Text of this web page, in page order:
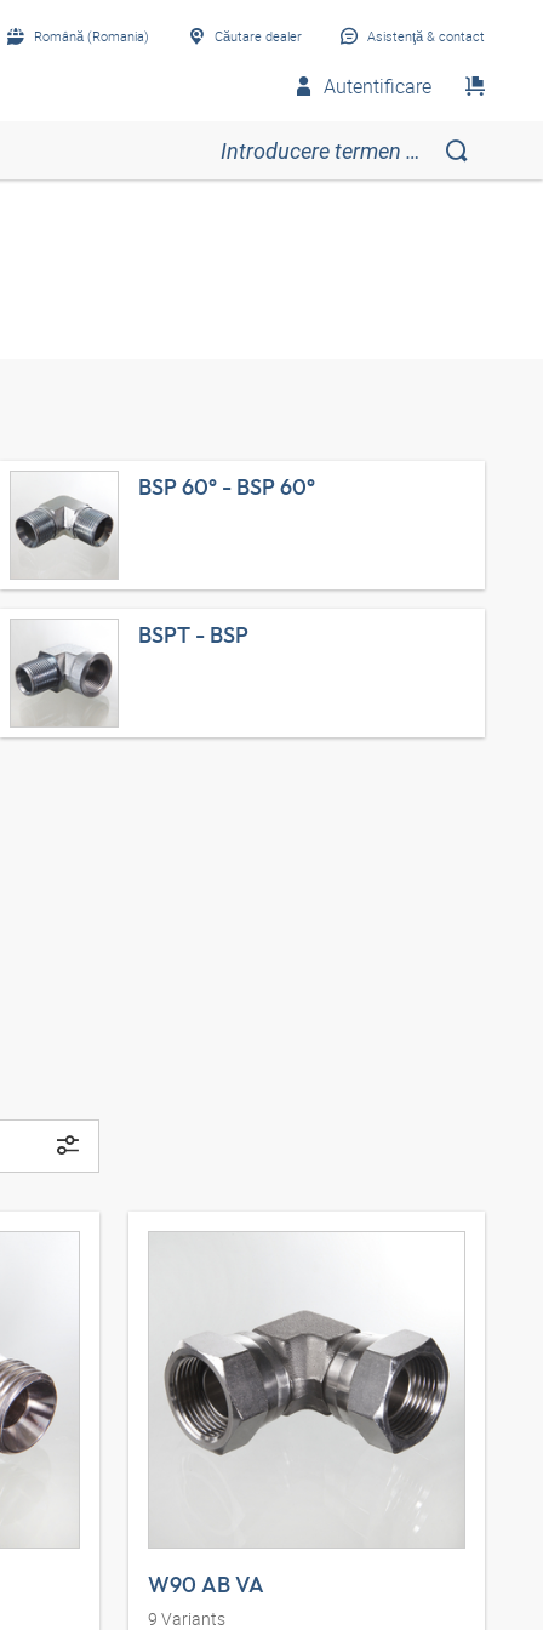
Română (Romania) Căutare dealer Asistenţă & contact
Autentificare
BSP 60° - BSP 60°
BSPT - BSP
W90 AB VA
9 Variants